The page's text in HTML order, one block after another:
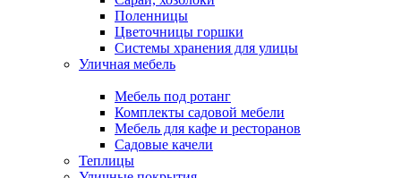
Поленницы
Цветочницы горшки
Системы хранения для улицы
Уличная мебель
Мебель под ротанг
Комплекты садовой мебели
Мебель для кафе и ресторанов
Садовые качели
Теплицы